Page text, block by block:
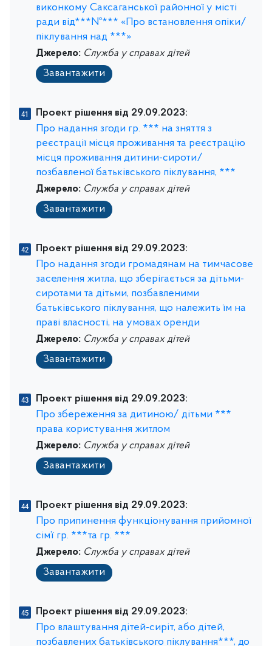
виконкому Саксаганської районної у місті
ради від***№*** «Про встановлення опіки/
піклування над ***»
Джерело: Служба у справах дітей
Завантажити
Проект рішення від 29.09.2023:
Про надання згоди гр. *** на зняття з
реєстрації місця проживання та реєстрацію
місця проживання дитини-сироти/
позбавленої батьківського піклування, ***
Джерело: Служба у справах дітей
Завантажити
Проект рішення від 29.09.2023:
Про надання згоди громадянам на тимчасове
заселення житла, що зберігається за дітьми-
сиротами та дітьми, позбавленими
батьківського піклування, що належить їм на
праві власності, на умовах оренди
Джерело: Служба у справах дітей
Завантажити
Проект рішення від 29.09.2023:
Про збереження за дитиною/ дітьми ***
права користування житлом
Джерело: Служба у справах дітей
Завантажити
Проект рішення від 29.09.2023:
Про припинення функціонування прийомної
сім’ї гр. ***та гр. ***
Джерело: Служба у справах дітей
Завантажити
Проект рішення від 29.09.2023:
Про влаштування дітей-сиріт, або дітей,
позбавлених батьківського піклування***, до